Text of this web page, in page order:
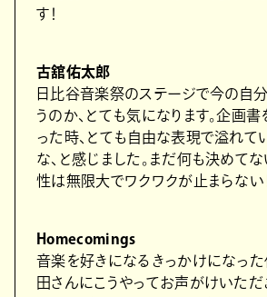
す！
古舘佑太郎
⽇⽐⾕⾳楽祭のステージで今の⾃
うのか、とても気になります。企画
った時、とても⾃由な表現で溢れて
な、と感じました。まだ何も決めて
性は無限⼤でワクワクが⽌まらない
Homecomings
⾳楽を好きになるきっかけになっ
⽥さんにこうやってお声がけいただ